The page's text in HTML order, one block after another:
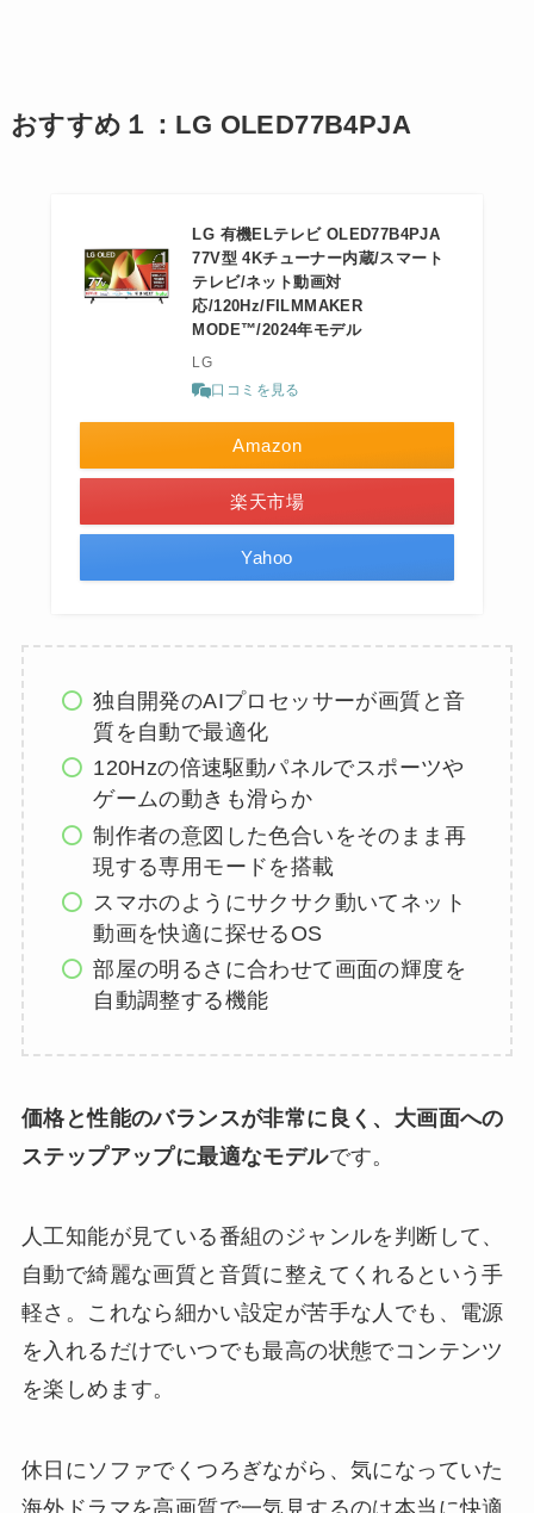
おすすめ１：LG OLED77B4PJA
LG 有機ELテレビ OLED77B4PJA
77V型 4Kチューナー内蔵/スマート
テレビ/ネット動画対
応/120Hz/FILMMAKER
MODE™/2024年モデル
LG
口コミを見る
Amazon
楽天市場
Yahoo
独自開発のAIプロセッサーが画質と音
質を自動で最適化
120Hzの倍速駆動パネルでスポーツや
ゲームの動きも滑らか
制作者の意図した色合いをそのまま再
現する専用モードを搭載
スマホのようにサクサク動いてネット
動画を快適に探せるOS
部屋の明るさに合わせて画面の輝度を
自動調整する機能
価格と性能のバランスが非常に良く、大画面への
ステップアップに最適なモデルです。
人工知能が見ている番組のジャンルを判断して、
自動で綺麗な画質と音質に整えてくれるという手
軽さ。これなら細かい設定が苦手な人でも、電源
を入れるだけでいつでも最高の状態でコンテンツ
を楽しめます。
休日にソファでくつろぎながら、気になっていた